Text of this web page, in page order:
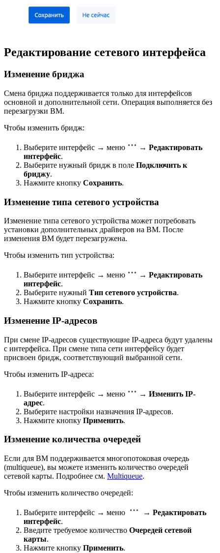
Редактирование сетевого интерфейса
Изменение бриджа
Смена бриджа поддерживается только для интерфейсов
основной и дополнительной сети. Операция выполняется без
перезагрузки ВМ.
Чтобы изменить бридж:
Выберите интерфейс → меню → Редактировать
интерфейс.
Выберите нужный бридж в поле Подключить к
бриджу.
Нажмите кнопку Сохранить.
Изменение типа сетевого устройства
Изменение типа сетевого устройства может потребовать
установки дополнительных драйверов на ВМ. После
изменения ВМ будет перезагружена.
Чтобы изменить тип устройства:
Выберите интерфейс → меню → Редактировать
интерфейс.
Выберите нужный Тип сетевого устройства.
Нажмите кнопку Сохранить.
Изменение IP-адресов
При смене IP-адресов существующие IP-адреса будут удалены
с интерфейса. При смене типа сети интерфейсу будет
присвоен бридж, соответствующий выбранной сети.
Чтобы изменить IP-адреса:
Выберите интерфейс → меню → Изменить IP-
адрес.
Выберите настройки назначения IP-адресов.
Нажмите кнопку Применить.
Изменение количества очередей
Если для ВМ поддерживается многопотоковая очередь
(multiqueue), вы можете изменить количество очередей
сетевой карты. Подробнее см. Multiqueue.
Чтобы изменить количество очередей:
Выберите интерфейс → меню → Редактировать
интерфейс.
Введите требуемое количество Очередей сетевой
карты.
Нажмите кнопку Применить.